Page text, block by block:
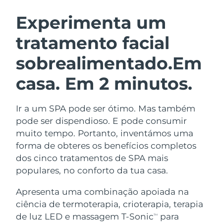
Experimenta um
tratamento facial
sobrealimentado.Em
casa. Em 2 minutos.
Ir a um SPA pode ser ótimo. Mas também
pode ser dispendioso. E pode consumir
muito tempo. Portanto, inventámos uma
forma de obteres os benefícios completos
dos cinco tratamentos de SPA mais
populares, no conforto da tua casa.
Apresenta uma combinação apoiada na
ciência de termoterapia, crioterapia, terapia
de luz LED e massagem T-SonicTM
para
Limpeza facial
LUNA™ 4 kit
Anti-aging massage
LUNA™ 4 Plus
Massage, LED heating
LUNA™ 4 Men
For men, anti-aging massage
Lifting facial
BEAR™ 2 kit
Microcurrent toning
BEAR™ 2 go
Microcurrent toning on-the-go
BEAR™ 2 eyes & lips
Microcurrent line smoothing device
Hidratação
UFO™ 3 kit
Deep facial hydration
Near-infrared and red light therapy
device
Cuidado oral
issa™ 4
Hybrid silicone sonic toothbrush
issa™ 4 plus
Smart hybrid silicone sonic toothbrush
TRATAMENTO ANTIENVELHECIMENTO
FAQ™
Antienvelhecimento Tratamentos LED
Áustria Entrega prevista
Barein Entrega prevista
Bélgica Entrega prevista 08.08.2026
Bermudas Entrega prevista14.08.2026
Bósnia e
Herzegovina
Entrega prevista 11.08.2026
Brunei Entrega prevista13.08.2026
Bulgária Entrega prevista
Canadá Entrega prevista12.08.2026
Chile Entrega prevista